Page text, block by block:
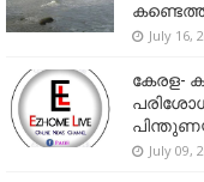
July 16,
കേരള-
July 09,